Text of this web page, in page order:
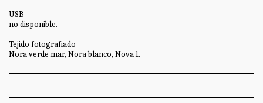
USB
no disponible.
Tejido fotografiado
Nora verde mar, Nora blanco, Nova 1.